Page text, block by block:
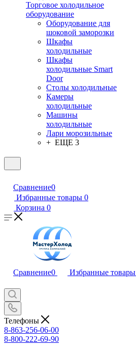
Торговое холодильное
оборудование
Оборудование для
шоковой заморозки
Шкафы
холодильные
Шкафы
холодильные Smart
Door
Столы холодильные
Камеры
холодильные
Машины
холодильные
Лари морозильные
+ ЕЩЕ 3
Сравнение0
Избранные товары 0
Корзина 0
Сравнение0 Избранные товары
Телефоны
8-863-256-06-00
8-800-222-69-90